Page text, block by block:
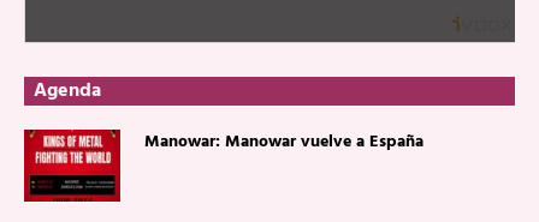
Agenda
Manowar: Manowar vuelve a España